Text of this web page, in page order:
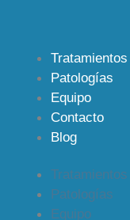
Tratamientos
Patologías
Equipo
Contacto
Blog
Tratamientos
Patologías
Equipo